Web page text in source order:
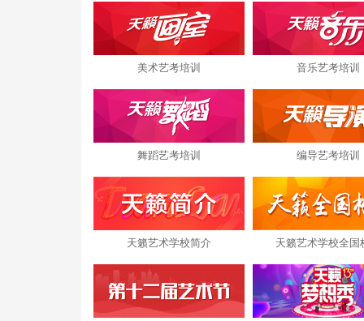
美术艺考培训 音乐艺考培训
舞蹈艺考培训 编导艺考培训
天籁艺术学校简介 天籁艺术学校全国